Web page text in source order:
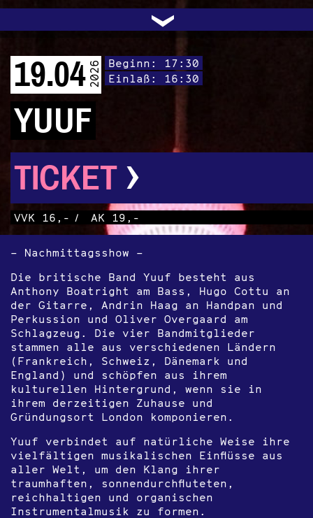
PROGRAMM
ARCHIV
AUDIO|VIDEO
LICHTBLICKE
TRANSIT
OFFENE TÜR
FACEBOOK
INSTAGRAM
KONTAKT
TRAFO
UNTERSTÜTZEN
POLITIK
›
YUUF
TICKET ›
VVK 16,- / AK 19,-
Beginn: 17:30
Einlaß: 16:30
19.042026
– Nachmittagsshow –
Die britische Band Yuuf besteht aus
Anthony Boatright am Bass, Hugo Cottu an
der Gitarre, Andrin Haag an Handpan und
Perkussion und Oliver Overgaard am
Schlagzeug. Die vier Bandmitglieder
stammen alle aus verschiedenen Ländern
(Frankreich, Schweiz, Dänemark und
England) und schöpfen aus ihrem
kulturellen Hintergrund, wenn sie in
ihrem derzeitigen Zuhause und
Gründungsort London komponieren.
Yuuf verbindet auf natürliche Weise ihre
vielfältigen musikalischen Einflüsse aus
aller Welt, um den Klang ihrer
traumhaften, sonnendurchfluteten,
reichhaltigen und organischen
Instrumentalmusik zu formen.